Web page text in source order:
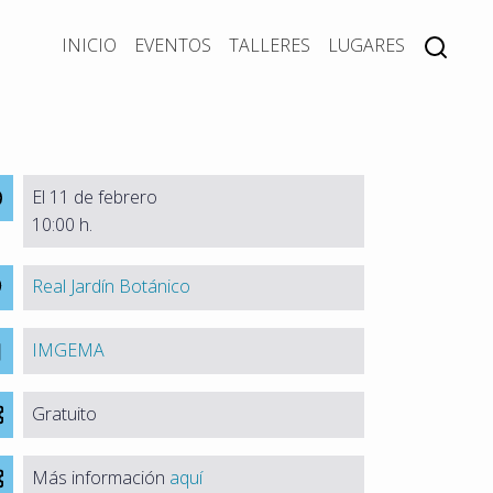
INICIO EVENTOS TALLERES LUGARES
El 11 de febrero
10:00 h.
Real Jardín Botánico
IMGEMA
Gratuito
Más información aquí